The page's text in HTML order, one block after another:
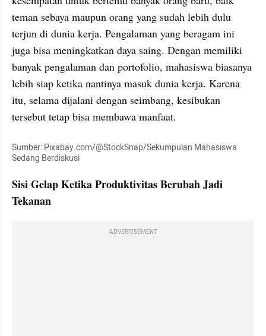
teman sebaya maupun orang yang sudah lebih dulu
terjun di dunia kerja. Pengalaman yang beragam ini
juga bisa meningkatkan daya saing. Dengan memiliki
banyak pengalaman dan portofolio, mahasiswa biasanya
lebih siap ketika nantinya masuk dunia kerja. Karena
itu, selama dijalani dengan seimbang, kesibukan
tersebut tetap bisa membawa manfaat.
Sumber: Pixabay.com/@StockSnap/Sekumpulan Mahasiswa
Sedang Berdiskusi
Sisi Gelap Ketika Produktivitas Berubah Jadi
Tekanan
ADVERTISEMENT